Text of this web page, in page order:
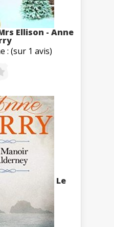
Ellison - Anne
: (sur 1 avis)
Le